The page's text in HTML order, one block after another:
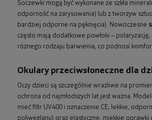
Soczewki mogą być wykonane ze szkła
odporność na zarysowania) lub z tworzyw
bardziej odporne na pęknięcia). Nowoczesne
często mają dodatkowe powłoki – polaryzację,
różnego rodzaju barwienia, co podnosi
Okulary przeciwsłoneczne dla
Oczy dzieci są szczególnie wrażliwe na
ochrona od najmłodszych lat jest ważna.
mieć filtr UV400 i oznaczenie CE, lekkie,
poliwęglanu) oraz elastyczne, miękkie